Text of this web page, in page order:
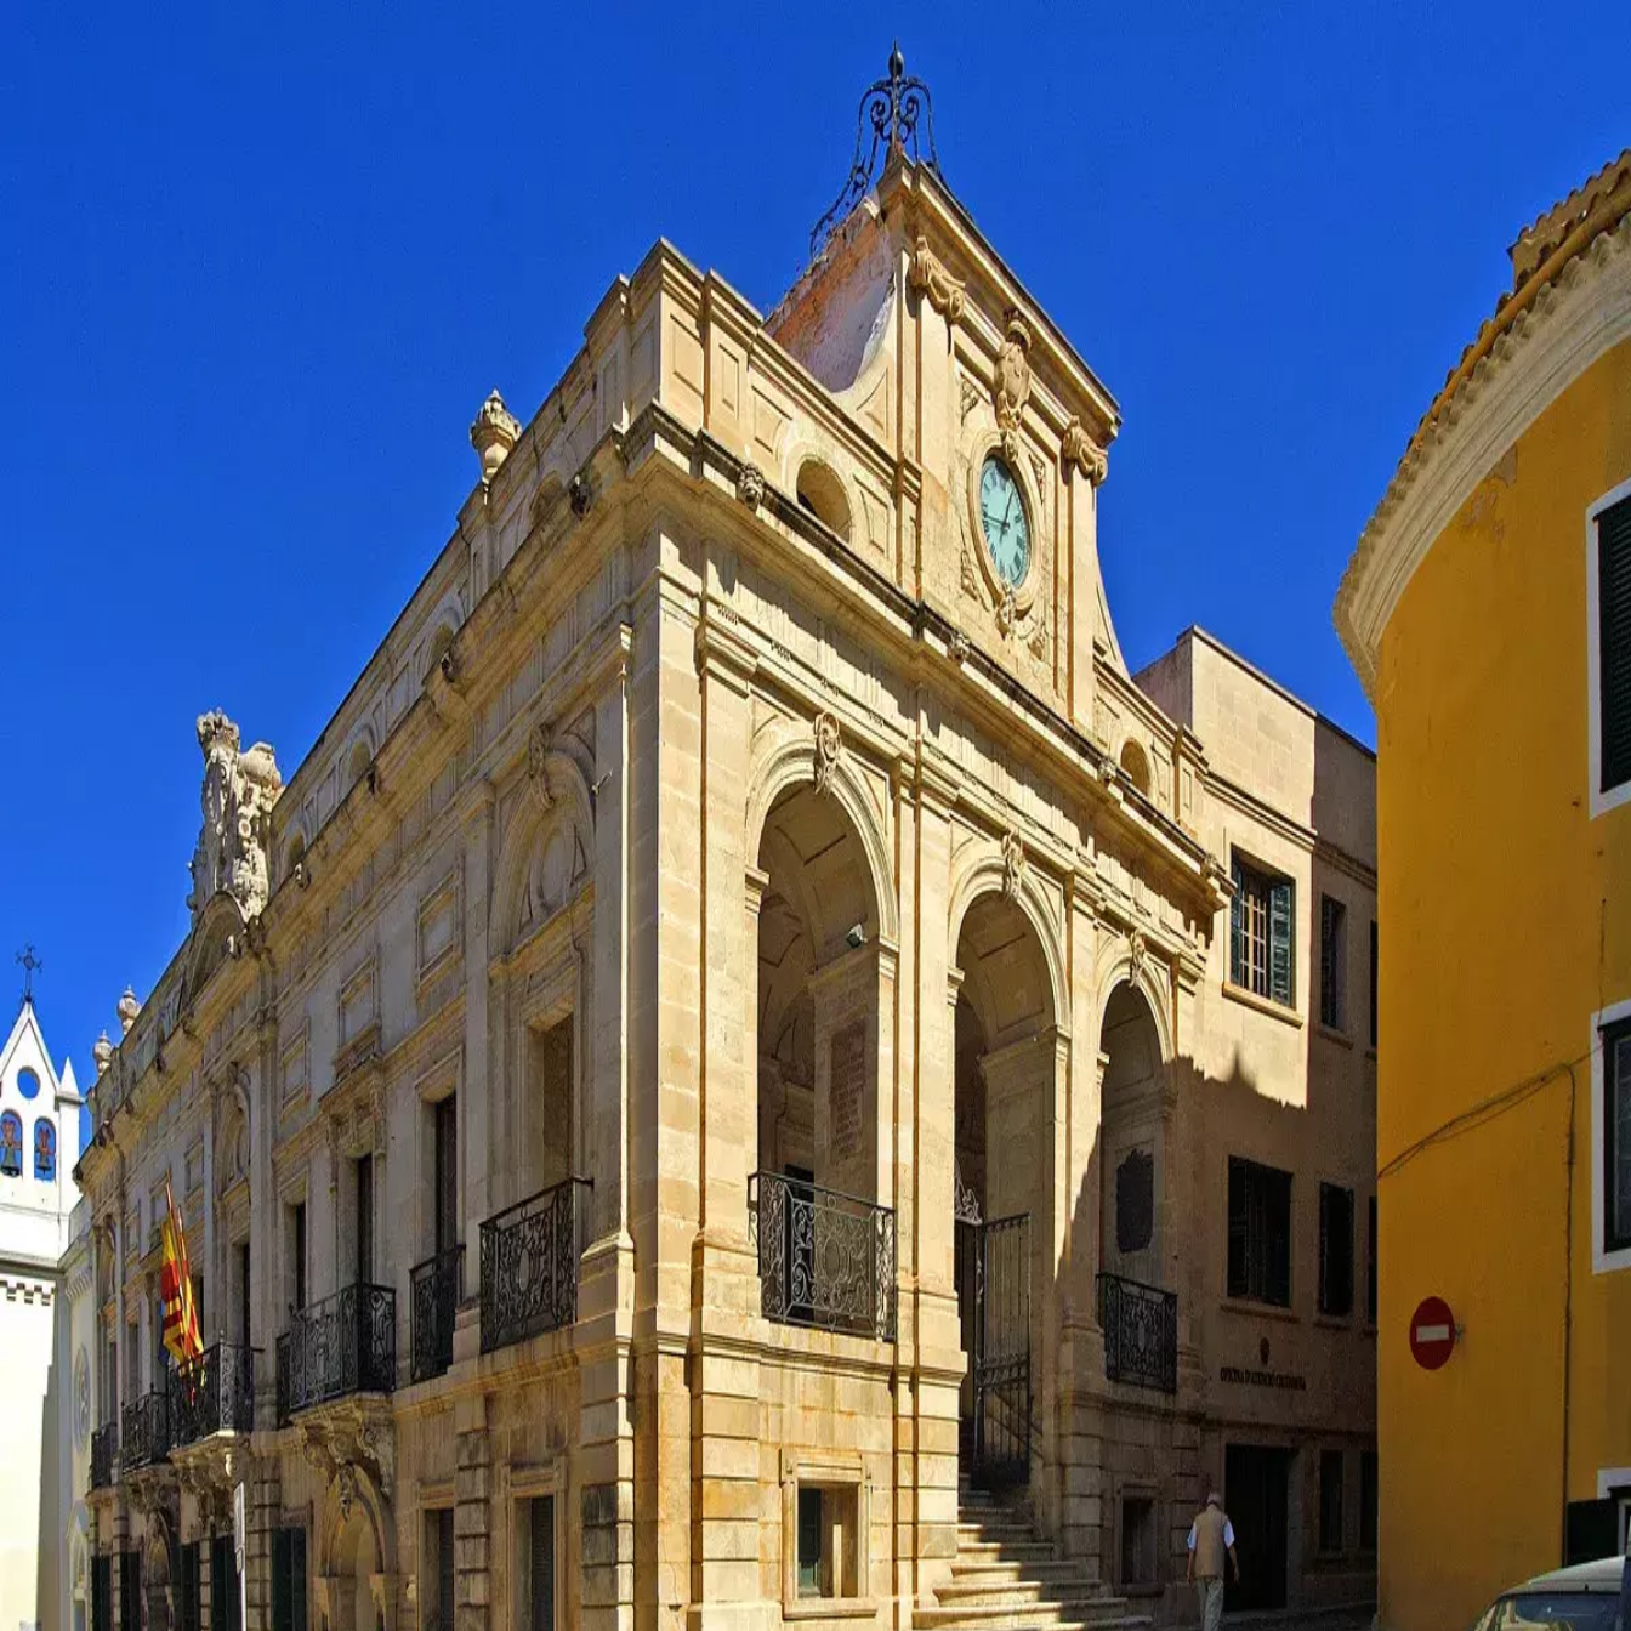
Menorca Explorer
Agenda
Menorca
La Isla
Información de interés Playas PueblosCultura Reserva de la Biosfera Fiestas
Camí de Cavalls
Guía
Comer & BeberServiciosActividadesCompras
Tips
Español
Agenda
Menorca
Tips
Español
Ayuntamiento de Maó
Menorca Explorer
Pueblos
Maó
Ayuntamiento de Maó